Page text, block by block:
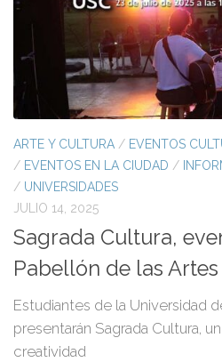
ARTE Y CULTURA / EVENTOS
/ EVENTOS EN LA CIUDAD /
/ UNIVERSIDADES
JULIO 14, 2025
Sagrada Cultura,
Pabellón de las
Estudiantes de la Universidad
presentarán Sagrada Cultura,
creatividad